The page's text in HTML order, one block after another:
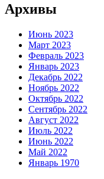
Архивы
Июнь 2023
Март 2023
Февраль 2023
Январь 2023
Декабрь 2022
Ноябрь 2022
Октябрь 2022
Сентябрь 2022
Август 2022
Июль 2022
Июнь 2022
Май 2022
Январь 1970